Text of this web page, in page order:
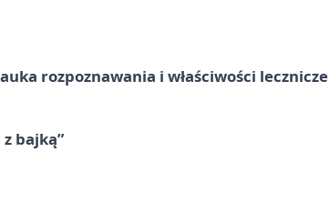
rozpoznawania i właściwości lecznicze
bajką”